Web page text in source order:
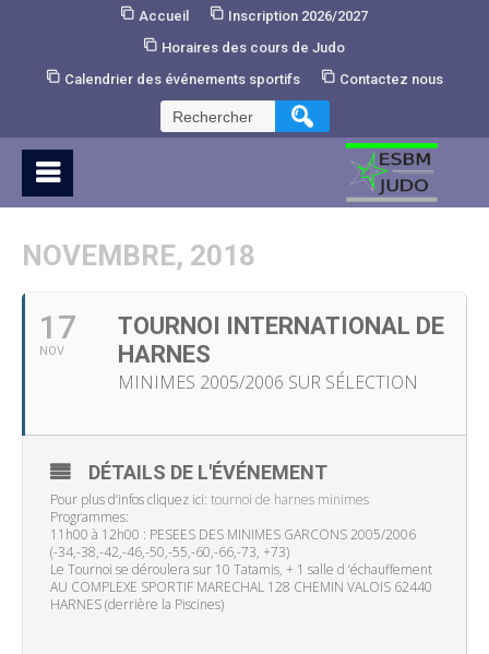
Accueil
Inscription 2026/2027
Horaires des cours de Judo
Calendrier des événements sportifs
Contactez nous
Rechercher :
NOVEMBRE, 2018
17
NOV
TOURNOI INTERNATIONAL DE
HARNES
MINIMES 2005/2006 SUR SÉLECTION
DÉTAILS DE L'ÉVÉNEMENT
Pour plus d’infos cliquez ici: tournoi de harnes minimes
Programmes:
11h00 à 12h00 : PESEES DES MINIMES GARCONS 2005/2006
(-34,-38,-42,-46,-50,-55,-60,-66,-73, +73)
Le Tournoi se déroulera sur 10 Tatamis, + 1 salle d ‘échauffement
AU COMPLEXE SPORTIF MARECHAL 128 CHEMIN VALOIS 62440
HARNES (derrière la Piscines)